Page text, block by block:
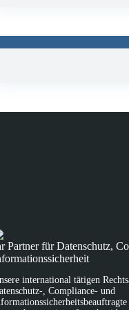
Partner für Datenschutz,
international tätigen
, Compliance- und